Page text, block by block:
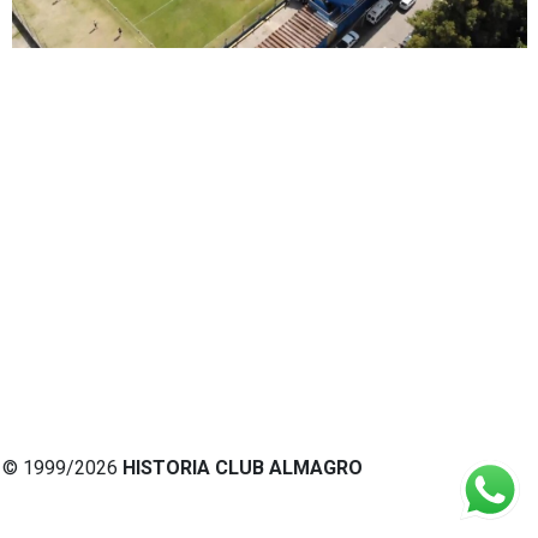
© 1999/2026 HISTORIA CLUB ALMAGRO